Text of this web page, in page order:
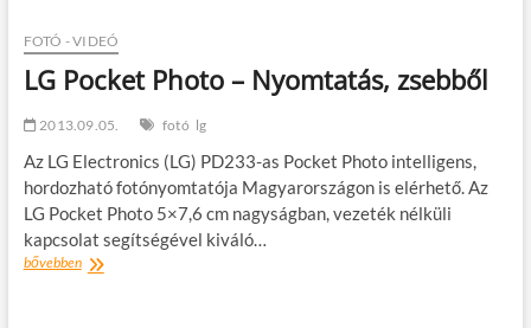
az
felhője
FOTÓ - VIDEÓ
LG Pocket Photo – Nyomtatás, zsebből
2013.09.05. fotó lg
Az LG Electronics (LG) PD233-as Pocket Photo intelligens,
hordozható fotónyomtatója Magyarországon is elérhető. Az
LG Pocket Photo 5×7,6 cm nagyságban, vezeték nélküli
kapcsolat segítségével kiváló…
bővebbenLG